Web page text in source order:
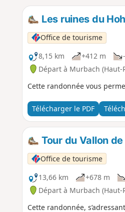
Les ruines du
Office de tourisme
8,15 km
+412 m
Départ à Murbach (Haut-
Cette randonnée vous
Télécharger le PDF
Tour du Vallon
Office de tourisme
13,66 km
+678 m
Départ à Murbach (Haut-
Cette randonnée,